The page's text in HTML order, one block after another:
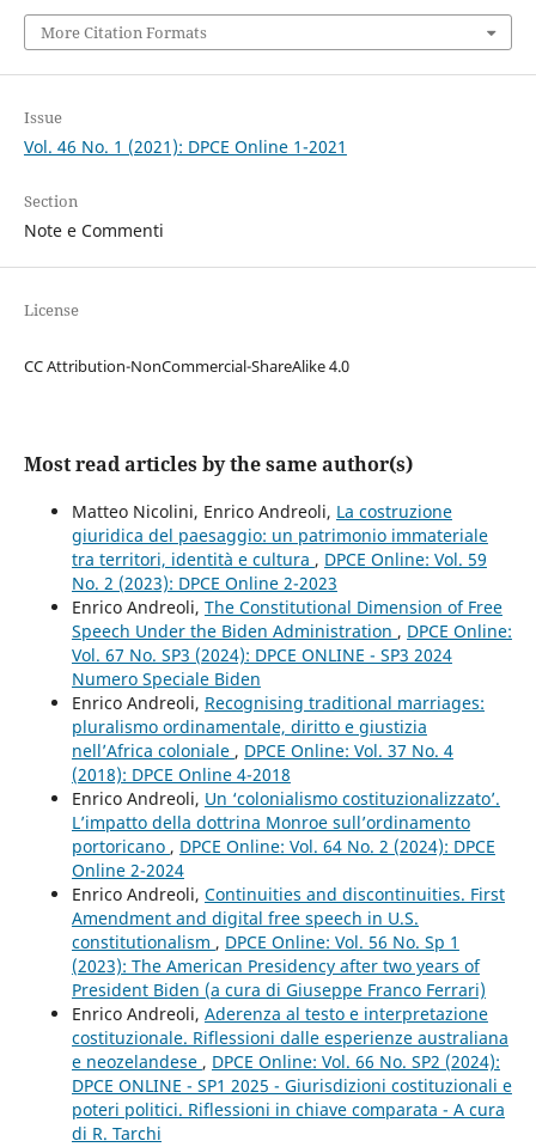
More Citation Formats
Issue
Vol. 46 No. 1 (2021): DPCE Online 1-2021
Section
Note e Commenti
License
CC Attribution-NonCommercial-ShareAlike 4.0
Most read articles by the same author(s)
Matteo Nicolini, Enrico Andreoli, La costruzione
giuridica del paesaggio: un patrimonio immateriale
tra territori, identità e cultura , DPCE Online: Vol. 59
No. 2 (2023): DPCE Online 2-2023
Enrico Andreoli, The Constitutional Dimension of Free
Speech Under the Biden Administration , DPCE Online:
Vol. 67 No. SP3 (2024): DPCE ONLINE - SP3 2024
Numero Speciale Biden
Enrico Andreoli, Recognising traditional marriages:
pluralismo ordinamentale, diritto e giustizia
nell’Africa coloniale , DPCE Online: Vol. 37 No. 4
(2018): DPCE Online 4-2018
Enrico Andreoli, Un ‘colonialismo costituzionalizzato’.
L’impatto della dottrina Monroe sull’ordinamento
portoricano , DPCE Online: Vol. 64 No. 2 (2024): DPCE
Online 2-2024
Enrico Andreoli, Continuities and discontinuities. First
Amendment and digital free speech in U.S.
constitutionalism , DPCE Online: Vol. 56 No. Sp 1
(2023): The American Presidency after two years of
President Biden (a cura di Giuseppe Franco Ferrari)
Enrico Andreoli, Aderenza al testo e interpretazione
costituzionale. Riflessioni dalle esperienze australiana
e neozelandese , DPCE Online: Vol. 66 No. SP2 (2024):
DPCE ONLINE - SP1 2025 - Giurisdizioni costituzionali e
poteri politici. Riflessioni in chiave comparata - A cura
di R. Tarchi